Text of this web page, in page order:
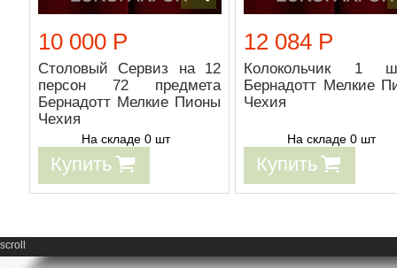
10 000 Р
Столовый Сервиз на 12
персон 72 предмета
Бернадотт Мелкие Пионы
Чехия
На складе 0 шт
Купить
12 084 Р
Колокольчик 1
Бернадотт Мелкие
Чехия
На складе 0 шт
Купить
scroll